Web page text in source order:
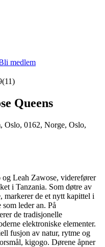
medlem
(11)
Queens
Oslo, 0162, Norge, Oslo,
og Leah Zawose, viderefører
i Tanzania. Som døtre av
markerer de et nytt kapittel i
leder an. På
de tradisjonelle
elektroniske elementer.
fusjon av natur, rytme og
kigogo. Dørene åpner